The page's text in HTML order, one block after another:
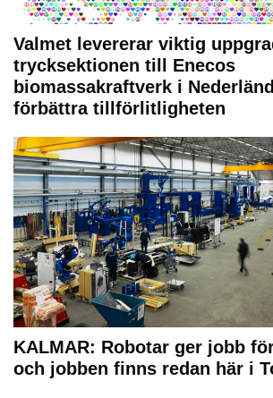
Valmet levererar viktig
trycksektionen till Enecos
biomassakraftverk i
förbättra tillförlitligheten
KALMAR: Robotar ger jobb
och jobben finns redan här i